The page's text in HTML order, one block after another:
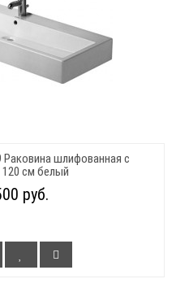
Раковина шлифованная с
см белый
руб.